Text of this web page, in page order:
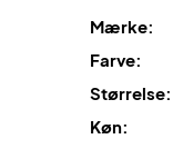
Mærke:
Farve:
Størrelse:
Køn: